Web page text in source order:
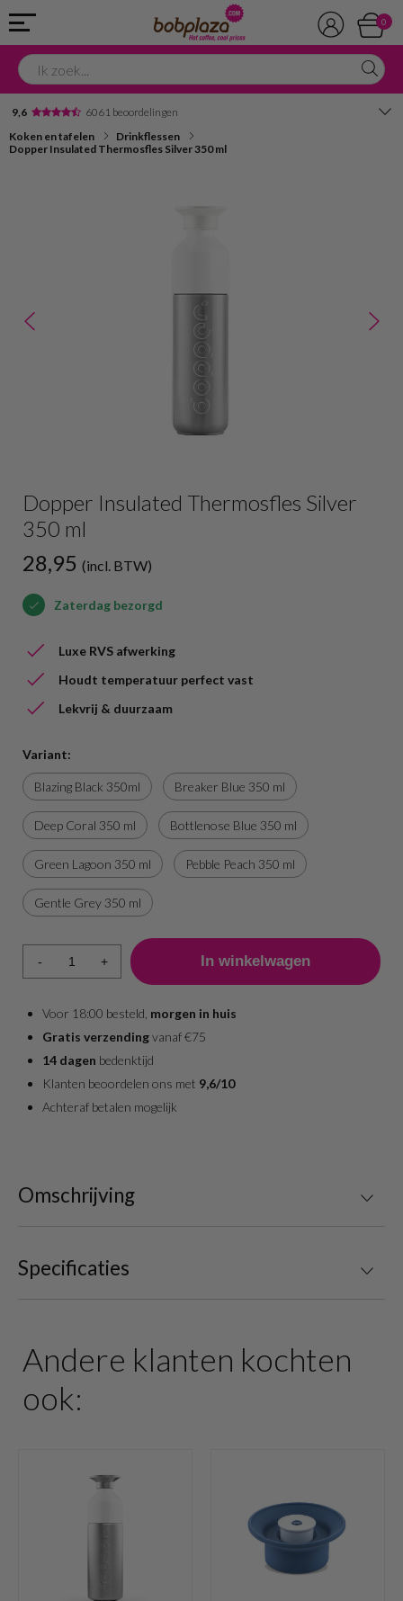
0
9,6 6061 beoordelingen
Avondbezorging
Koken en tafelen
Drinkflessen
Dopper Insulated Thermosfles Silver 350 ml
Dopper Insulated Thermosfles Silver
350 ml
28,95 (incl. BTW)
Zaterdag bezorgd
Luxe RVS afwerking
Houdt temperatuur perfect vast
Lekvrij & duurzaam
Variant:
Blazing Black 350ml Breaker Blue 350 ml
Deep Coral 350 ml Bottlenose Blue 350 ml
Green Lagoon 350 ml Pebble Peach 350 ml
Gentle Grey 350 ml
- +
Voor 18:00 besteld, morgen in huis
Gratis verzendingvanaf €75
14 dagen bedenktijd
Klanten beoordelen ons met 9,6/10
Achteraf betalen mogelijk
Omschrijving
Specificaties
Andere klanten kochten
ook: